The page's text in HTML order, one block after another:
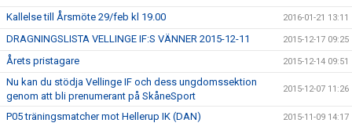
Kallelse till Årsmöte 29/feb kl 19.00 2016-01-21 13:11
DRAGNINGSLISTA VELLINGE IF:S VÄNNER 2015-12-11 2015-12-17 09:25
Årets pristagare 2015-12-14 09:51
Nu kan du stödja Vellinge IF och dess ungdomssektion
genom att bli prenumerant på SkåneSport
2015-12-07 11:26
P05 träningsmatcher mot Hellerup IK (DAN) 2015-11-09 14:17